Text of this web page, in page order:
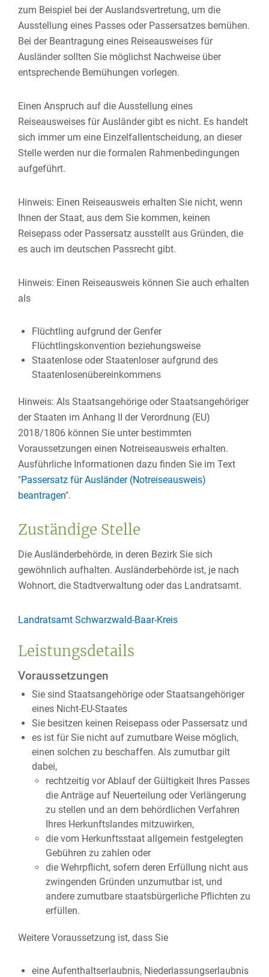
zum Beispiel bei der Auslandsvertretung, um die
Ausstellung eines Passes oder Passersatzes bemühen.
Bei der Beantragung eines Reiseausweises für
Ausländer sollten Sie möglichst Nachweise über
entsprechende Bemühungen vorlegen.
Einen Anspruch auf die Ausstellung eines
Reiseausweises für Ausländer gibt es nicht. Es handelt
sich immer um eine Einzelfallentscheidung, an dieser
Stelle werden nur die formalen Rahmenbedingungen
aufgeführt.
Hinweis: Einen Reiseausweis erhalten Sie nicht, wenn
Ihnen der Staat, aus dem Sie kommen, keinen
Reisepass oder Passersatz ausstellt aus Gründen, die
es auch im deutschen Passrecht gibt.
Hinweis: Einen Reiseausweis können Sie auch erhalten
als
Flüchtling aufgrund der Genfer
Flüchtlingskonvention beziehungsweise
Staatenloseoder Staatenloseraufgrund des
Staatenlosenübereinkommens
Hinweis: Als Staatsangehörige oder Staatsangehöriger
der Staaten im Anhang II der Verordnung (EU)
2018/1806 können Sie unter bestimmten
Voraussetzungen einen Notreiseausweis erhalten.
Ausführliche Informationen dazu finden Sie im Text
"Passersatz für Ausländer (Notreiseausweis)
beantragen".
Zuständige Stelle
Die Ausländerbehörde, in deren Bezirk Sie sich
gewöhnlich aufhalten. Ausländerbehörde ist, je nach
Wohnort, die Stadtverwaltung oder das Landratsamt.
Landratsamt Schwarzwald-Baar-Kreis
Leistungsdetails
Voraussetzungen
Sie sind Staatsangehörige oder Staatsangehöriger
eines Nicht-EU-Staates
Sie besitzen keinen Reisepass oder Passersatz und
es ist für Sie nicht auf zumutbare Weise möglich,
einen solchen zu beschaffen. Als zumutbar gilt
dabei,
rechtzeitig vor Ablauf der Gültigkeit Ihres Passes
die Anträge auf Neuerteilung oder Verlängerung
zu stellen und an dem behördlichen Verfahren
Ihres Herkunftslandes mitzuwirken,
die vom Herkunftsstaat allgemein festgelegten
Gebühren zu zahlen oder
die Wehrpflicht, sofern deren Erfüllung nicht aus
zwingenden Gründen unzumutbar ist, und
andere zumutbare staatsbürgerliche Pflichten zu
erfüllen.
Weitere Voraussetzung ist, dass Sie
eine Aufenthaltserlaubnis, Niederlassungserlaubnis